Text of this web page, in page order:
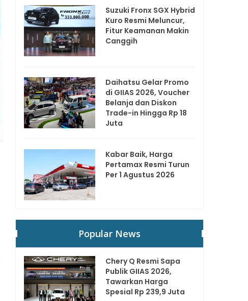
Suzuki Fronx SGX Hybrid
Kuro Resmi Meluncur,
Fitur Keamanan Makin
Canggih
Daihatsu Gelar Promo
di GIIAS 2026, Voucher
Belanja dan Diskon
Trade-in Hingga Rp 18
Juta
Kabar Baik, Harga
Pertamax Resmi Turun
Per 1 Agustus 2026
Popular News
Chery Q Resmi Sapa
Publik GIIAS 2026,
Tawarkan Harga
Spesial Rp 239,9 Juta